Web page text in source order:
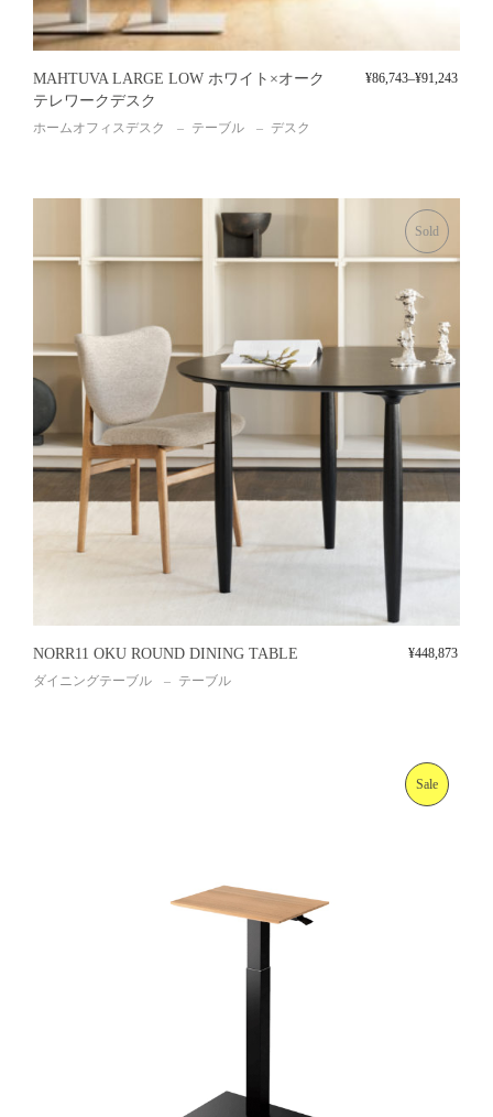
MAHTUVA LARGE LOW ホワイト×オーク
テレワークデスク
ホームオフィスデスク テーブル デスク
¥86,743–¥91,243
Sold
NORR11 OKU ROUND DINING TABLE
ダイニングテーブル テーブル
¥448,873
Sale